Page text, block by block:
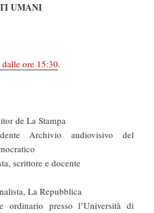
UMANI
ore 15:30.
de La Stampa
Archivio audiovisivo del
scrittore e docente
La Repubblica
ordinario presso l’Università di